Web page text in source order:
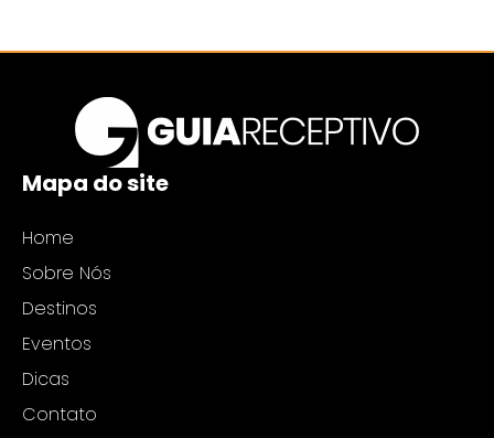
Mapa do site
Home
Sobre Nós
Destinos
Eventos
Dicas
Contato